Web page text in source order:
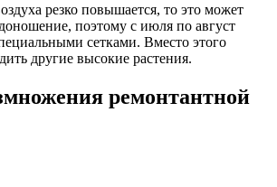
резко повышается, то это может
поэтому с июля по август
сетками. Вместо этого
другие высокие растения.
ремонтантной